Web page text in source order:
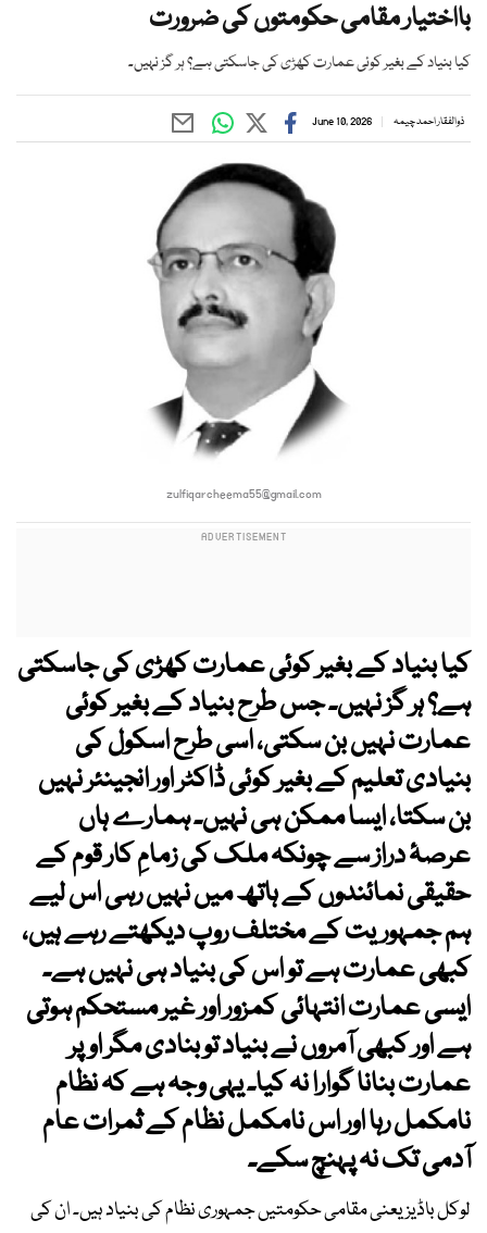
بااختیار مقامی حکومتوں کی ضرورت
کیا بنیاد کے بغیر کوئی عمارت کھڑی کی جاسکتی ہے؟ ہر گز نہیں۔
ذوالفقار احمد چیمہ June 10, 2026
zulfiqarcheema55@gmail.com
کیا بنیاد کے بغیر کوئی عمارت کھڑی کی جاسکتی
ہے؟ ہر گز نہیں۔ جس طرح بنیاد کے بغیر کوئی
عمارت نہیں بن سکتی، اسی طرح اسکول کی
بنیادی تعلیم کے بغیر کوئی ڈاکٹر اور انجینئر نہیں
بن سکتا، ایسا ممکن ہی نہیں۔ ہمارے ہاں
عرصۂ دراز سے چونکہ ملک کی زمامِ کار قوم کے
حقیقی نمائندوں کے ہاتھ میں نہیں رہی اس لیے
ہم جمہوریت کے مختلف روپ دیکھتے رہے ہیں،
کبھی عمارت ہے تو اس کی بنیاد ہی نہیں ہے۔
ایسی عمارت انتہائی کمزور اور غیر مستحکم ہوتی
ہے اور کبھی آمروں نے بنیاد تو بنادی مگر اوپر
عمارت بنانا گوارا نہ کیا۔ یہی وجہ ہے کہ نظام
نامکمل رہا اور اس نامکمل نظام کے ثمرات عام
آدمی تک نہ پہنچ سکے۔
لوکل باڈیز یعنی مقامی حکومتیں جمہوری نظام کی بنیاد ہیں۔ ان کی